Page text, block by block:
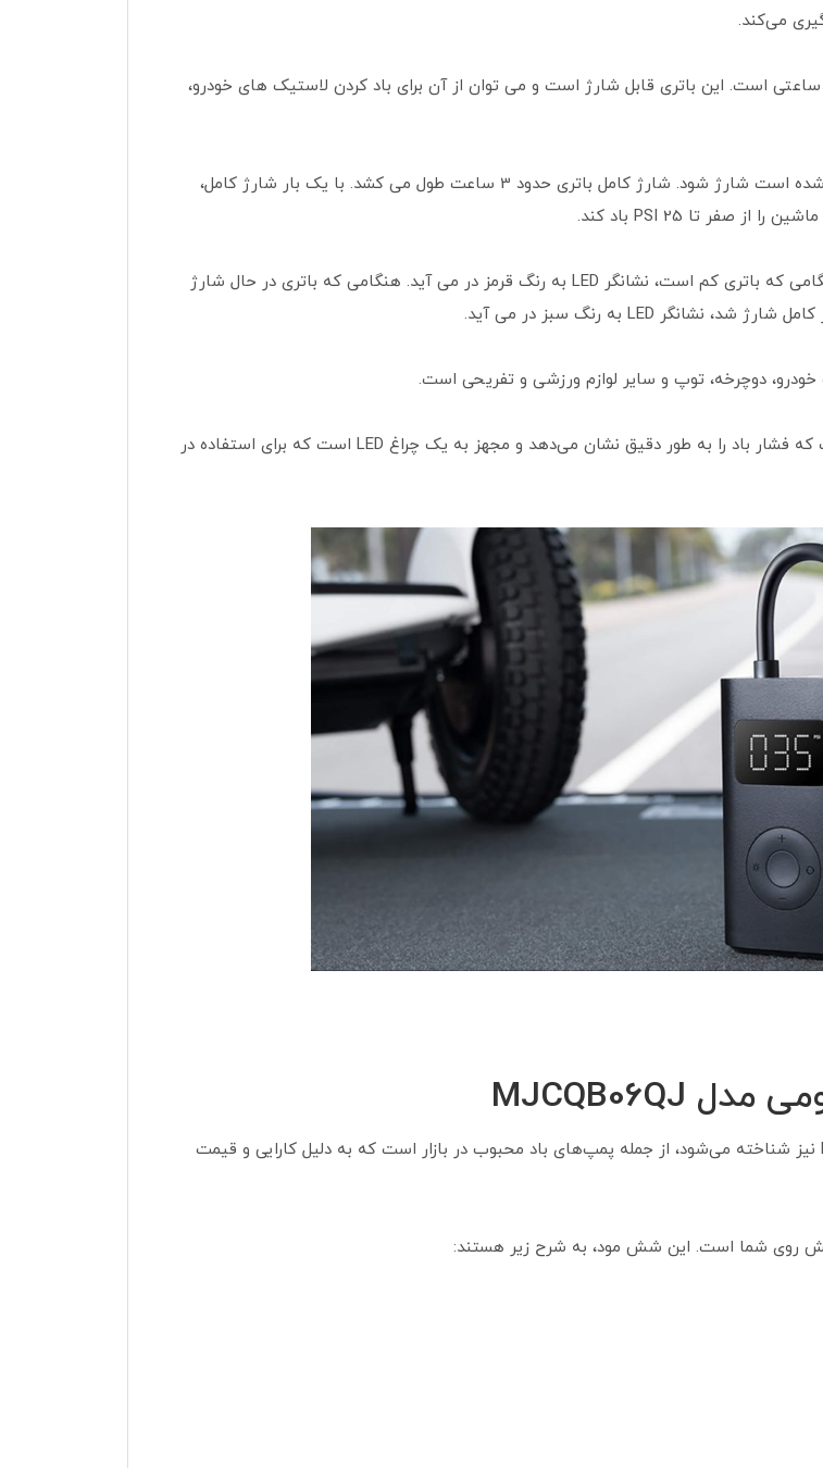
می‌کند.
دارای یک باتری لیتیوم یونی 2000 میلی آمپر ساعتی است. این باتری قابل شارژ است و می توان از آن برای باد کردن لاستیک های خودرو،
باتری پمپ باد می تواند با استفاده از کابل USB که در جعبه گنجانده شده است شارژ شود. شارژ کامل باتری حدود 3 ساعت طول می کشد. با یک بار شارژ کامل،
باتری دارای یک نشانگر LED است که سطح شارژ را نشان می دهد. هنگامی که باتری کم است، نشانگر LED به رنگ قرمز در می آید. هنگامی که باتری در حال شارژ
همچنین کمپرسور باد شیائومی 2 مجهز به یک نمایشگر دیجیتال است که فشار باد را به طور دقیق نشان می‌دهد و مجهز به یک چراغ LED است که برای استفاده در
مدل MJCQB06QJ
پمپ باد شیائومی مدل MJCQB06QW که با نام Mi Air Compressor 2 نیز شناخته می‌شود، از جمله پمپ‌های باد محبوب در بازار است که به دلیل کارایی و قیمت